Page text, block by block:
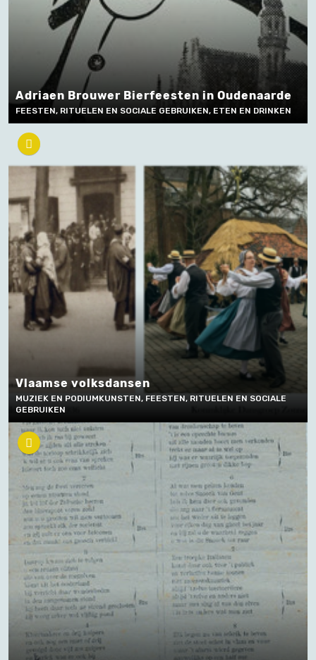
Adriaen Brouwer Bierfeesten in Oudenaarde
FEESTEN, RITUELEN EN SOCIALE GEBRUIKEN, ETEN EN DRINKEN
Vlaamse volksdansen
MUZIEK EN PODIUMKUNSTEN, FEESTEN, RITUELEN EN SOCIALE
GEBRUIKEN